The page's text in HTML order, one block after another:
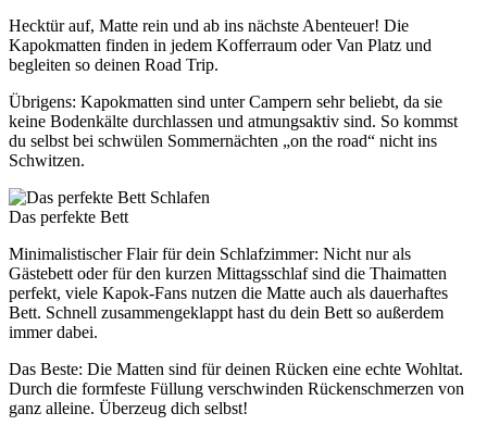
Hecktür auf, Matte rein und ab ins nächste Abenteuer! Die
Kapokmatten finden in jedem Kofferraum oder Van Platz und
begleiten so deinen Road Trip.
Übrigens: Kapokmatten sind unter Campern sehr beliebt, da sie
keine Bodenkälte durchlassen und atmungsaktiv sind. So kommst
du selbst bei schwülen Sommernächten „on the road“ nicht ins
Schwitzen.
Schlafen
Das perfekte Bett
Minimalistischer Flair für dein Schlafzimmer: Nicht nur als
Gästebett oder für den kurzen Mittagsschlaf sind die Thaimatten
perfekt, viele Kapok-Fans nutzen die Matte auch als dauerhaftes
Bett. Schnell zusammengeklappt hast du dein Bett so außerdem
immer dabei.
Das Beste: Die Matten sind für deinen Rücken eine echte Wohltat.
Durch die formfeste Füllung verschwinden Rückenschmerzen von
ganz alleine. Überzeug dich selbst!